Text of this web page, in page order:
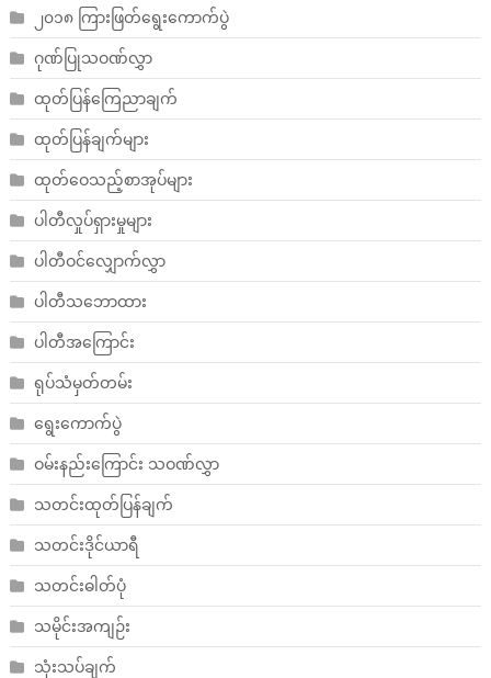
၂၀၁၈ ကြားဖြတ်ရွေးကောက်ပွဲ
ဂုဏ်ပြုသဝဏ်လွှာ
ထုတ်ပြန်ကြေညာချက်
ထုတ်ပြန်ချက်များ
ထုတ်ဝေသည့်စာအုပ်များ
ပါတီလှုပ်ရှားမှုများ
ပါတီဝင်လျှောက်လွှာ
ပါတီသဘောထား
ပါတီအကြောင်း
ရုပ်သံမှတ်တမ်း
ရွေးကောက်ပွဲ
ဝမ်းနည်းကြောင်း သဝဏ်လွှာ
သတင်းထုတ်ပြန်ချက်
သတင်းဒိုင်ယာရီ
သတင်းဓါတ်ပုံ
သမိုင်းအကျဉ်း
သုံးသပ်ချက်